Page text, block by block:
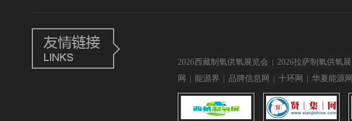
2026西藏制氧供氧展览会 | 2026拉萨制氧供氧展
网
| 能源界 | 品牌信息网 | 十环网 | 华夏能源网